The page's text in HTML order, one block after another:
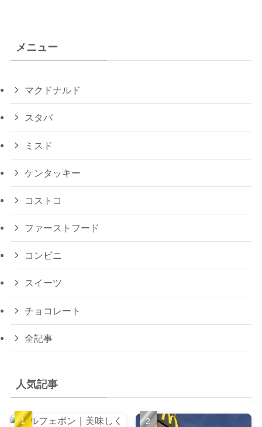
メニュー
マクドナルド
スタバ
ミスド
ケンタッキー
コストコ
ファーストフード
コンビニ
スイーツ
チョコレート
全記事
人気記事